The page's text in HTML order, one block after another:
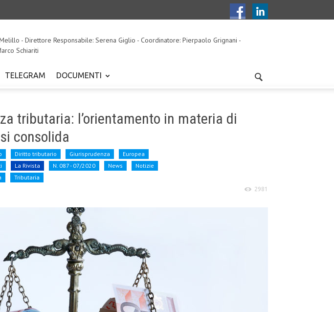
- Direttore Responsabile: Serena Giglio - Coordinatore: Pierpaolo Grignani -
Schiariti
TELEGRAM DOCUMENTI
tributaria: l’orientamento in materia di
consolida
Diritto tributario Giurisprudenza
Europea
La Rivista N. 087 - 07/2020 News
Notizie
Tributaria
2981